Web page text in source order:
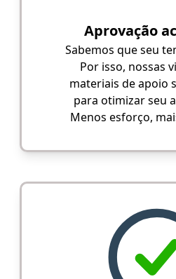
Aprovação
Sabemos que seu
Por isso, nossas
materiais de apoio
para otimizar seu
Menos esforço,